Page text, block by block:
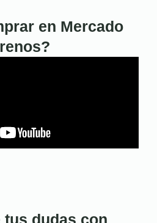
en Mercado
tus dudas con